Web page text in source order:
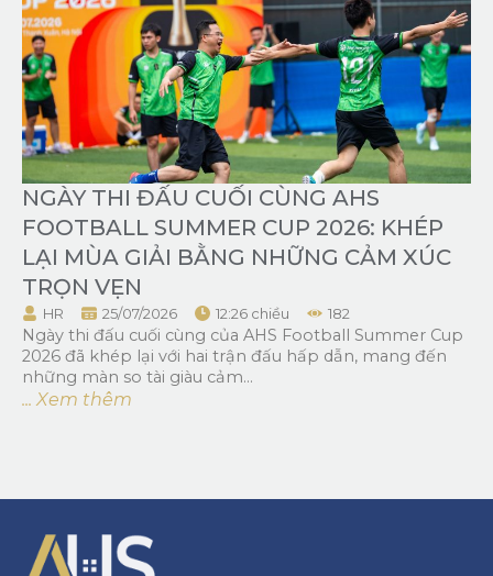
NGÀY THI ĐẤU CUỐI CÙNG AHS
FOOTBALL SUMMER CUP 2026: KHÉP
LẠI MÙA GIẢI BẰNG NHỮNG CẢM XÚC
TRỌN VẸN
HR 25/07/2026 12:26 chiều 182
Ngày thi đấu cuối cùng của AHS Football Summer Cup
2026 đã khép lại với hai trận đấu hấp dẫn, mang đến
những màn so tài giàu cảm...
... Xem thêm